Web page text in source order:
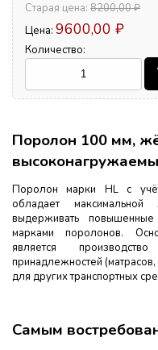
Старая цена: 8200,00 ₽
Цена: 9600,00 ₽
Количество:
Поролон 100 мм,
Поролон марки HL с
обладает
выдерживать
марками поролонов.
является
принадлежностей
для других транспортных
Самым